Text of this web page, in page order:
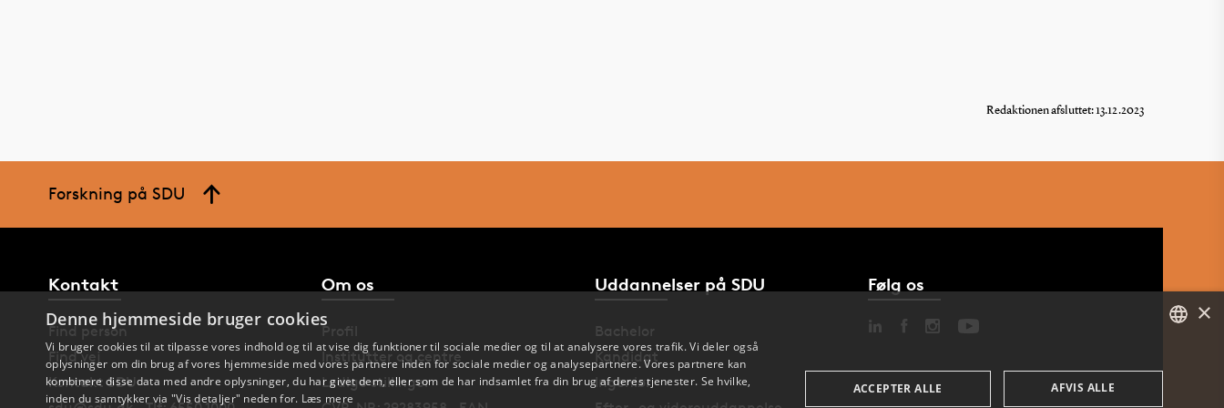
Redaktionen afsluttet: 13.12.2023
Forskning på SDU
Kontakt
Find person
Find vej
Kontakt SDU
Om os
Profil
Institutter og centre
Ledige stillinger
Uddannelser på SDU
Bachelor
Kandidat
Ingeniør
Følg os
×
Denne hjemmeside bruger cookies
Vi bruger cookies til at tilpasse vores indhold og til at vise dig funktioner til sociale medier og til at analysere vores trafik. Vi deler også
oplysninger om din brug af vores hjemmeside med vores partnere inden for sociale medier og analysepartnere. Vores partnere kan
kombinere disse data med andre oplysninger, du har givet dem, eller som de har indsamlet fra din brug af deres tjenester. Se hvilke,
inden du samtykker via "Vis detaljer" neden for. Læs mere
ACCEPTER ALLE AFVIS ALLE